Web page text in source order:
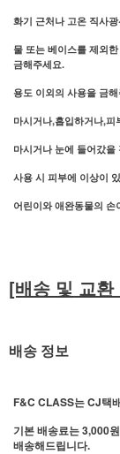
화기 근처나 고온 직사
물 또는 베이스를 제외
금해주세요.
용도 이외의 사용을 금
마시거나,흡입하거나,
마시거나 눈에 들어갔
사용 시 피부에 이상이
어린이와 애완동물의 손
[배송 및 교
배송 정보
F&C CLASS는 CJ택
기본 배송료는 3,000
배송해드립니다.